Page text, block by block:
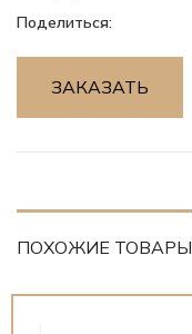
Поделиться:
ЗАКАЗАТЬ
ПОХОЖИЕ ТОВАРЫ